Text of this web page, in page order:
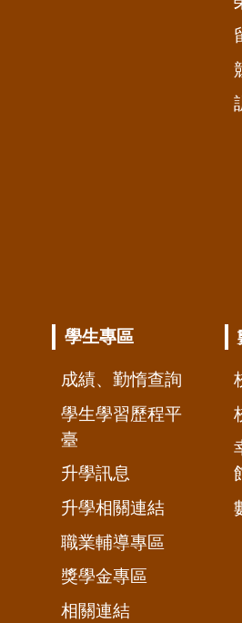
學生專區
成績、勤惰查詢
學生學習歷程平
臺
升學訊息
升學相關連結
職業輔導專區
獎學金專區
相關連結